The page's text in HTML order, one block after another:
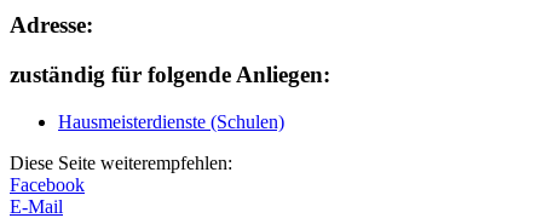
Adresse:
zuständig für folgende Anliegen:
Hausmeisterdienste (Schulen)
Diese Seite weiterempfehlen:
Facebook
E-Mail